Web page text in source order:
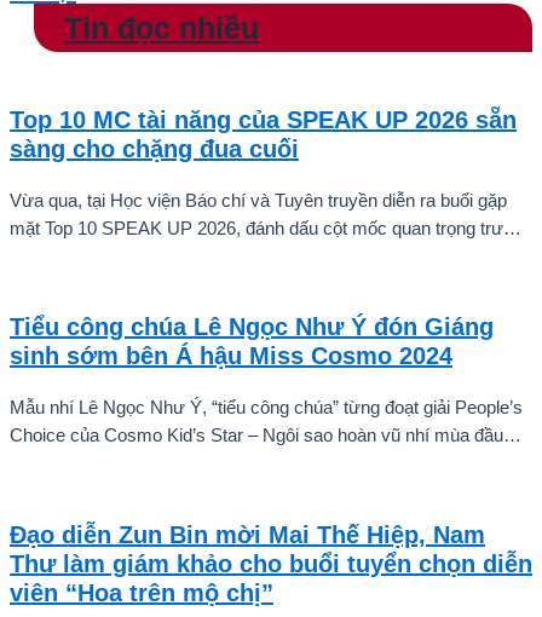
Tin đọc nhiều
Top 10 MC tài năng của SPEAK UP 2026 sẵn
sàng cho chặng đua cuối
Vừa qua, tại Học viện Báo chí và Tuyên truyền diễn ra buổi gặp
mặt Top 10 SPEAK UP 2026, đánh dấu cột mốc quan trọng trước
Tiểu công chúa Lê Ngọc Như Ý đón Giáng
sinh sớm bên Á hậu Miss Cosmo 2024
Mẫu nhí Lê Ngọc Như Ý, “tiểu công chúa” từng đoạt giải People’s
Choice của Cosmo Kid’s Star – Ngôi sao hoàn vũ nhí mùa đầu
Đạo diễn Zun Bin mời Mai Thế Hiệp, Nam
Thư làm giám khảo cho buổi tuyển chọn diễn
viên “Hoa trên mộ chị”